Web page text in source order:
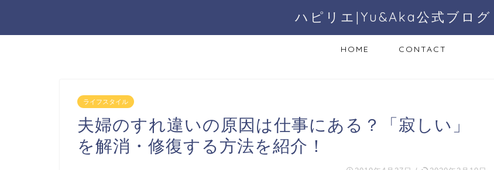
ハピリエ|Yu&Aka公式ブログ
HOME CONTACT
ライフスタイル
夫婦のすれ違いの原因は仕事にある？「寂しい」
を解消・修復する方法を紹介！